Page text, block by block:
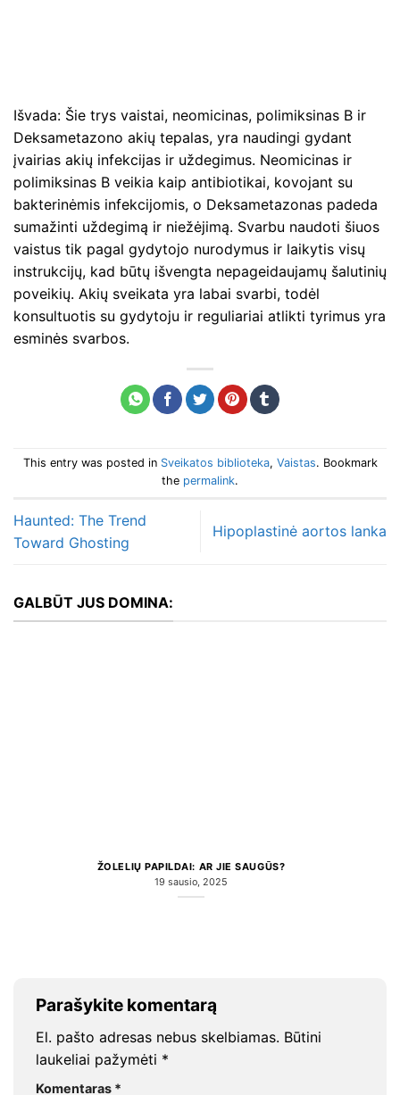
Išvada: Šie trys vaistai, neomicinas, polimiksinas B ir
Deksametazono akių tepalas, yra naudingi gydant
įvairias akių infekcijas ir uždegimus. Neomicinas ir
polimiksinas B veikia kaip antibiotikai, kovojant su
bakterinėmis infekcijomis, o Deksametazonas padeda
sumažinti uždegimą ir niežėjimą. Svarbu naudoti šiuos
vaistus tik pagal gydytojo nurodymus ir laikytis visų
instrukcijų, kad būtų išvengta nepageidaujamų šalutinių
poveikių. Akių sveikata yra labai svarbi, todėl
konsultuotis su gydytoju ir reguliariai atlikti tyrimus yra
esminės svarbos.
This entry was posted in Sveikatos biblioteka, Vaistas. Bookmark
the permalink.
Haunted: The Trend
Toward Ghosting
Hipoplastinė aortos lanka
GALBŪT JUS DOMINA:
ŽOLELIŲ PAPILDAI: AR JIE SAUGŪS?
19 sausio, 2025
Parašykite komentarą
El. pašto adresas nebus skelbiamas. Būtini
laukeliai pažymėti *
Komentaras *